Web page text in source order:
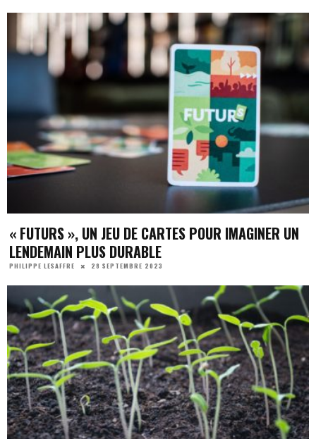
« FUTURS », UN JEU DE CARTES POUR IMAGINER UN
LENDEMAIN PLUS DURABLE
PHILIPPE LESAFFRE 28 SEPTEMBRE 2023